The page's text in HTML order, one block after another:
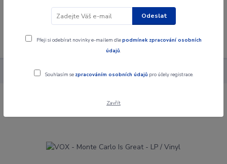
Menu
Alba Gramodesky VOX - Monte Carlo Is Great - LP / Vinyl
VOX - Monte Carlo Is Great - LP / Vinyl
Odeslat
Přeji si odebírat novinky e-mailem dlepodmínek zpracování osobních
údajů.
Souhlasím se zpracováním osobních údajů pro účely registrace.
Zavřít